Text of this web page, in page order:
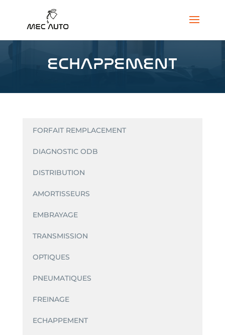
ECHAPPEMENT
FORFAIT REMPLACEMENT
DIAGNOSTIC ODB
DISTRIBUTION
AMORTISSEURS
EMBRAYAGE
TRANSMISSION
OPTIQUES
PNEUMATIQUES
FREINAGE
ECHAPPEMENT